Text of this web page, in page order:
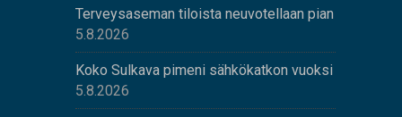
Terveysaseman tiloista neuvotellaan pian
5.8.2026
Koko Sulkava pimeni sähkökatkon vuoksi
5.8.2026